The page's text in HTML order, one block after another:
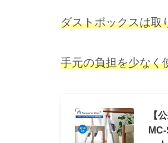
ダストボックスは取
手元の負担を少なく
【